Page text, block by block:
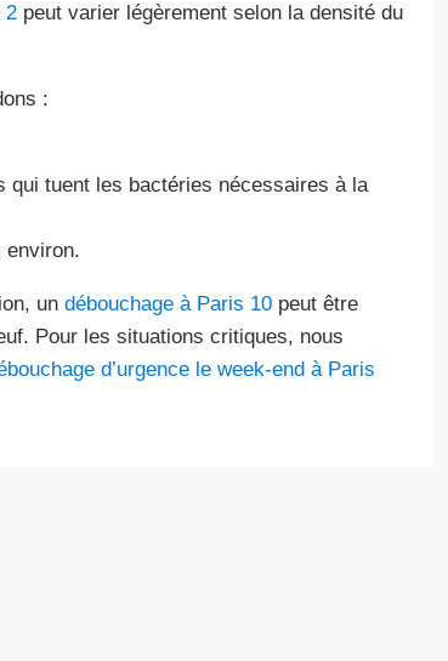
2peut varier légèrement selon la densité du
:
qui tuent les bactéries nécessaires à la
environ.
un débouchage à Paris 10peut être
Pour les situations critiques, nous
d’urgence le week-end à Paris